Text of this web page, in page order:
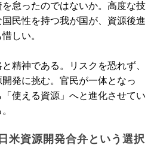
怠ったのではないか。高度な技
民性を持つ我が国が、資源後進
しい。
精神である。リスクを恐れず、
発に挑む。官民が一体となっ
使える資源」へと進化させてい
米資源開発合弁という選択